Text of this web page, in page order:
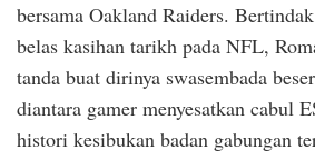
bersama Oakland Raiders.
belas kasihan tarikh pada NFL,
tanda buat dirinya swasembada
diantara gamer menyesatkan cabul
histori kesibukan badan gabungan